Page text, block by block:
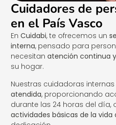
Cuidadores de
en el País Vasco
EnCuidabi, te ofrecemos un
interna, pensado para
necesitanatención continua
su hogar.
Nuestras cuidadoras
atendida, proporcionando
durante las 24 horas del
actividades básicas de la vida